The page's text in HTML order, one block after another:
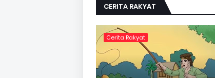
CERITA RAKYAT
Cerita Rakyat